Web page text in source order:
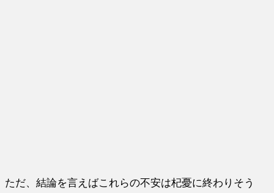
ただ、結論を言えばこれらの不安は杞憂に終わりそう